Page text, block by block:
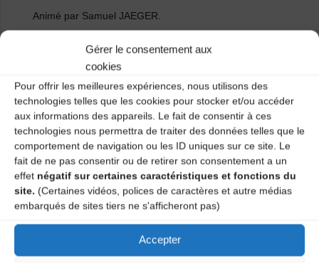
Gérer le consentement aux
cookies
Pour offrir les meilleures expériences, nous utilisons des
technologies telles que les cookies pour stocker et/ou accéder
aux informations des appareils. Le fait de consentir à ces
technologies nous permettra de traiter des données telles que le
comportement de navigation ou les ID uniques sur ce site. Le
fait de ne pas consentir ou de retirer son consentement a un
effet négatif sur certaines caractéristiques et fonctions du
site. (Certaines vidéos, polices de caractères et autre médias
embarqués de sites tiers ne s'afficheront pas)
Accepter
Animé par Samuel JAEGER.
Maison des Sports et Loisirs – 1 mardi sur 2 de 19h30 à
20h30. Atelier tous niveaux et tous âges.
Renseignements : 04 71 02 92 53.
Catégories
Agenda
Atelier Danses Traditionnelles